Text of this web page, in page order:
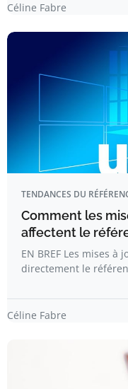
Céline Fabre
TENDANCES DU
Comment les
affectent le
EN BREF Les mises
directement le
Céline Fabre